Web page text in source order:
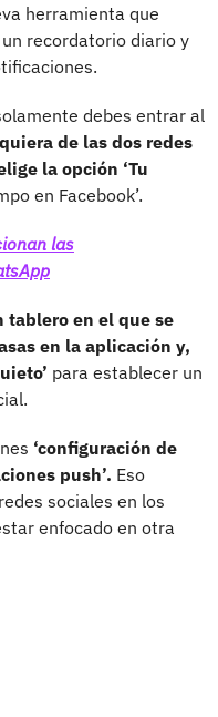
herramienta que
recordatorio diario y
debes entrar al
de las dos redes
la opción ‘Tu
en Facebook’.
las
tablero en el que se
en la aplicación y,
para establecer un
‘configuración de
push’. Eso
sociales en los
enfocado en otra